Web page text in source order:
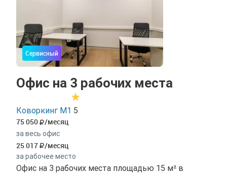
Сервисный
Офис на 3 рабочих места
Коворкинг М1 5
75 050 /месяц
за весь офис
25 017 /месяц
за рабочее место
Офис на 3 рабочих места площадью 15 м² в